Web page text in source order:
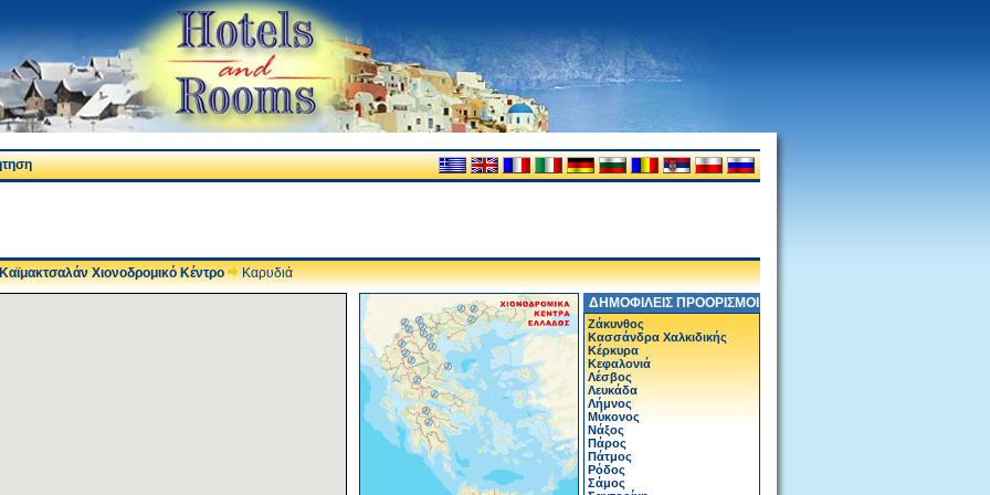
Καϊμακτσαλάν Χιονοδρομικό Κέντρο
Καρυδιά
ΔΗΜΟΦΙΛΕΙΣ ΠΡΟΟΡΙΣΜΟΙ
Ζάκυνθος
Κασσάνδρα Χαλκιδικής
Κέρκυρα
Κεφαλονιά
Λέσβος
Λευκάδα
Λήμνος
Μύκονος
Νάξος
Πάρος
Πάτμος
Ρόδος
Σάμος